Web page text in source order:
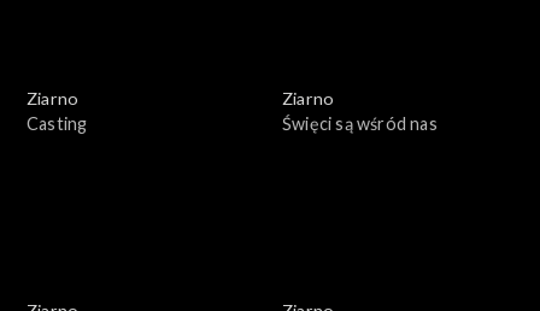
Ziarno
Casting
Ziarno
Święci są wśród nas